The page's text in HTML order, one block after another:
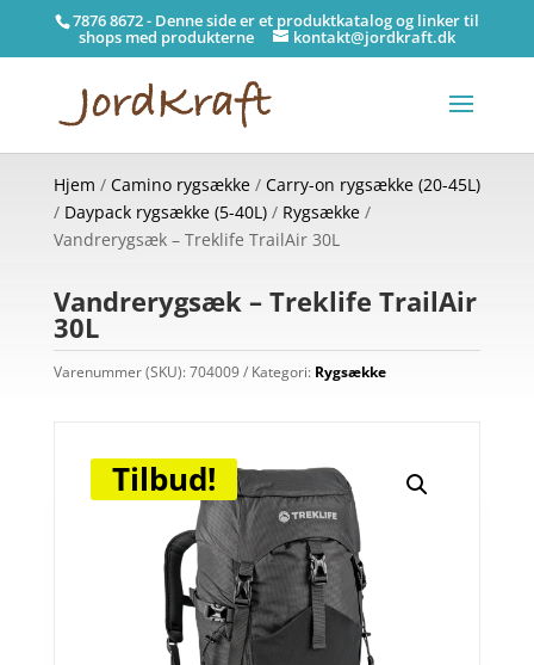
7876 8672 - Denne side er et produktkatalog og linker til
shops med produkterne kontakt@jordkraft.dk
Hjem / Camino rygsække/ Carry-on rygsække (20-45L)
/ Daypack rygsække (5-40L)/ Rygsække/
Vandrerygsæk – Treklife TrailAir 30L
Vandrerygsæk – Treklife TrailAir
30L
Varenummer (SKU):704009 Kategori: Rygsække
Tilbud!